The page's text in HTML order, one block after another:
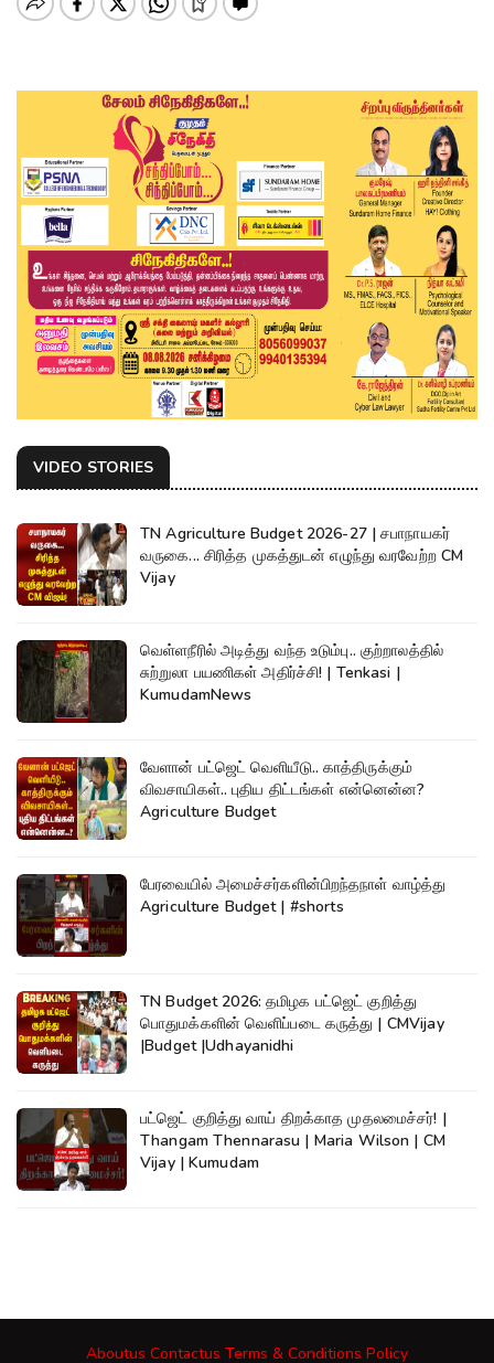
VIDEO STORIES
TN Agriculture Budget 2026-27 | சபாநாயகர்
வருகை... சிரித்த முகத்துடன் எழுந்து வரவேற்ற CM
Vijay
வெள்ளநீரில் அடித்து வந்த உடும்பு.. குற்றாலத்தில்
சுற்றுலா பயணிகள் அதிர்ச்சி! | Tenkasi |
KumudamNews
வேளான் பட்ஜெட் வெளியீடு.. காத்திருக்கும்
விவசாயிகள்.. புதிய திட்டங்கள் என்னென்ன?
Agriculture Budget
பேரவையில் அமைச்சர்களின்பிறந்தநாள் வாழ்த்து
Agriculture Budget | #shorts
TN Budget 2026: தமிழக பட்ஜெட் குறித்து
பொதுமக்களின் வெளிப்படை கருத்து | CMVijay
|Budget |Udhayanidhi
பட்ஜெட் குறித்து வாய் திறக்காத முதலமைச்சர்! |
Thangam Thennarasu | Maria Wilson | CM
Vijay | Kumudam
Aboutus Contactus Terms & Conditions Policy